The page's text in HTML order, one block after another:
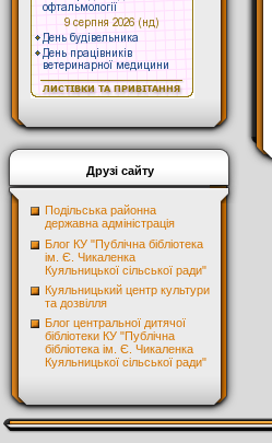
Друзі сайту
Подільська районна
державна адміністрація
Блог КУ "Публічна бібліотека
ім. Є. Чикаленка
Куяльницької сільської ради"
Куяльницький центр культури
та дозвілля
Блог центральної дитячої
бібліотеки КУ "Публічна
бібліотека ім. Є. Чикаленка
Куяльницької сільської ради"